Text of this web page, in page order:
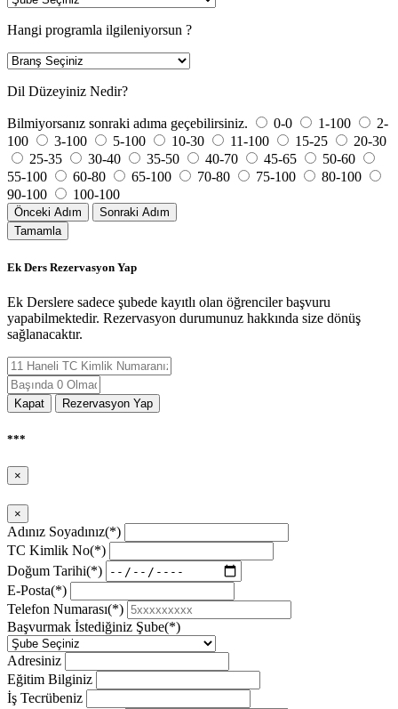
Hangi programla ilgileniyorsun ?
Dil Düzeyiniz Nedir?
Bilmiyorsanız sonraki adıma geçebilirsiniz. 0-0 1-100
2-
100
3-100 5-100 10-30 11-100 15-25
20-30
25-35
30-40 35-50 40-70 45-65
50-60
55-100
60-80 65-100 70-80 75-100
80-100
90-100
100-100
Önceki Adım
Sonraki Adım
Tamamla
Ek Ders Rezervasyon Yap
Ek Derslere sadece şubede kayıtlı olan öğrenciler başvuru
yapabilmektedir. Rezervasyon durumunuz hakkında size dönüş
sağlanacaktır.
Kapat Rezervasyon Yap
***
×
×
Adınız Soyadınız(*)
TC Kimlik No(*)
Doğum Tarihi(*)
E-Posta(*)
Telefon Numarası(*)
Başvurmak İstediğiniz Şube(*)
Adresiniz
Eğitim Bilginiz
İş Tecrübeniz